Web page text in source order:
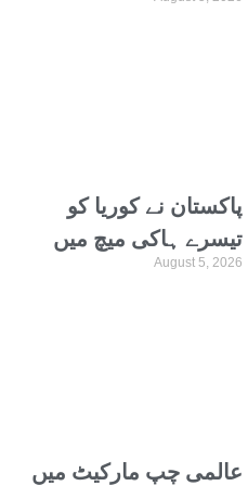
وکٹوں سے شکست دیدی
پاکستان نے کوریا کو
تیسرے ہاکی میچ میں
شکست دیکر ٹیسٹ
August 5, 2026
عالمی چپ مارکیٹ میں